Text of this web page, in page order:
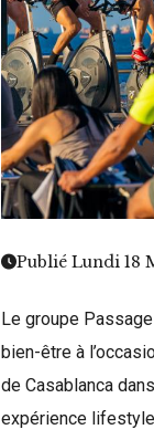
Publié Lundi 18
Le groupe
bien-être à
de Casablanca
expérience